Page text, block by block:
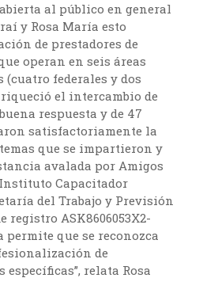
al público en general
y Rosa María esto
de prestadores de
operan en seis áreas
federales y dos
el intercambio de
respuesta y de 47
satisfactoriamente la
que se impartieron y
avalada por Amigos
Instituto Capacitador
del Trabajo y Previsión
registro ASK8606053X2-
permite que se reconozca
de
específicas”, relata Rosa